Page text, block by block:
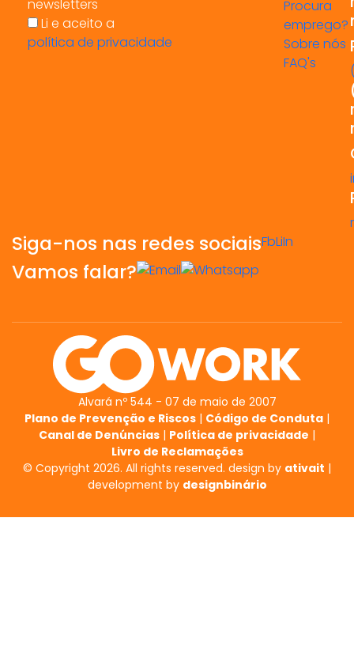
newsletters
Li e aceito a
política de privacidade
Procura
emprego?
Sobre nós
FAQ's
Siga-nos nas redes sociaisFbLiIn
Vamos falar?
Alvará nº 544 - 07 de maio de 2007
Plano de Prevenção e Riscos | Código de Conduta |
Canal de Denúncias | Política de privacidade |
Livro de Reclamações
© Copyright 2026. All rights reserved. design by ativait |
development by designbinário